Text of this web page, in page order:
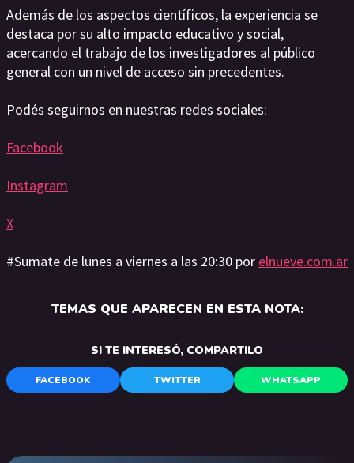
Además de los aspectos científicos, la experiencia se
destaca por su alto impacto educativo y social,
acercando el trabajo de los investigadores al público
general con un nivel de acceso sin precedentes.
Podés seguirnos en nuestras redes sociales:
Facebook
Instagram
X
#Sumate de lunes a viernes a las 20:30 por elnueve.com.ar
TEMAS QUE APARECEN EN ESTA NOTA:
SI TE INTERESÓ, COMPARTILO
FACEBOOK TWITTER WHATSAPP